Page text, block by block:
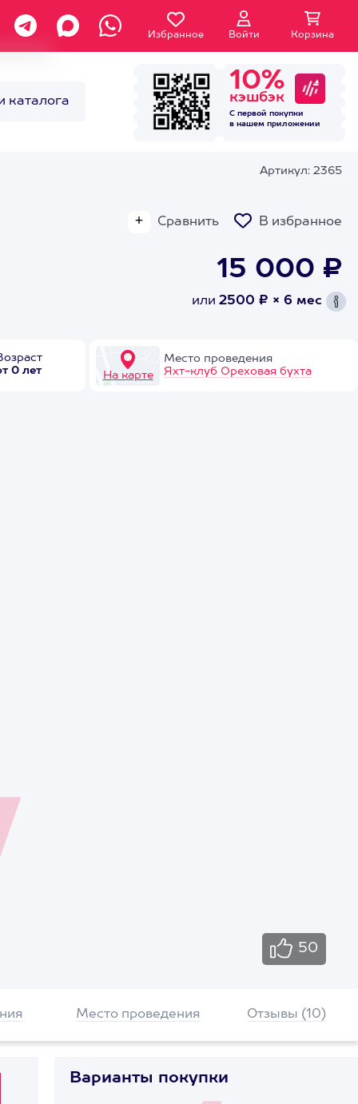
Избранное Войти Корзина
каталога
10%
кэшбэк
С первой покупки
в нашем приложении
Артикул: 2365
Сравнить В избранное
15 000 ₽
или 2500 ₽ × 6 мес
0 лет
На карте
Место проведения
Яхт-клуб Ореховая бухта
50
Место проведения Отзывы (10)
Варианты покупки